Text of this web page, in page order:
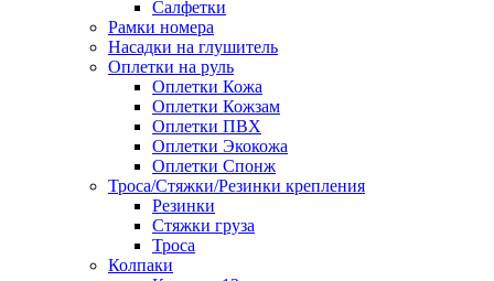
Салфетки
Рамки номера
Насадки на глушитель
Оплетки на руль
Оплетки Кожа
Оплетки Кожзам
Оплетки ПВХ
Оплетки Экокожа
Оплетки Спонж
Троса/Стяжки/Резинки крепления
Резинки
Стяжки груза
Троса
Колпаки